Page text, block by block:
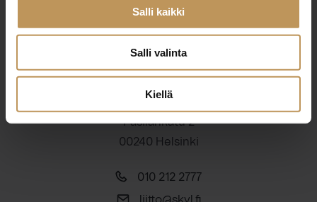
Salli kaikki
Salli valinta
Kiellä
Suomen Kiinteistönvälittäjät ry
Finlands Fastighetsmäklare rf
Pasilankatu 2
00240 Helsinki
010 212 2777